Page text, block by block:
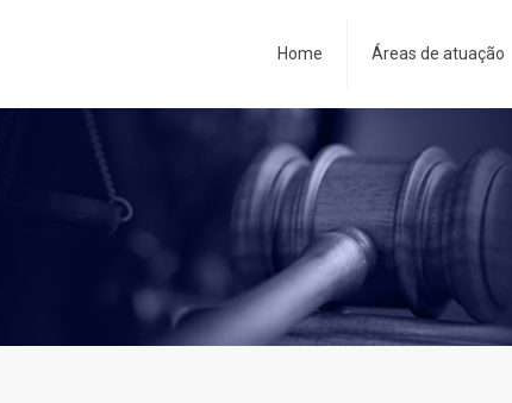
Home Áreas de atuação